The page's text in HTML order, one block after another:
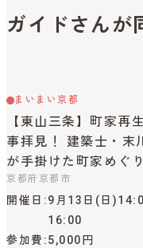
ガイドさんが
まいまい京都
【東山三条】町家再
事拝見！ 建築士・末
が手掛けた町家めぐり
京都府京都市
開催日
9月13日(日
16:00
参加費 5,000円